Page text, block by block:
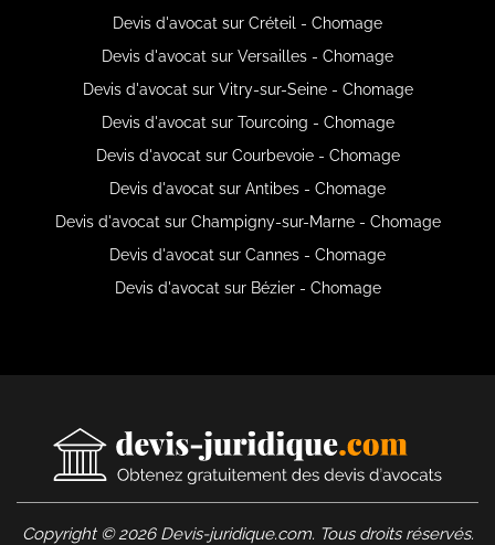
Devis d'avocat sur Créteil - Chomage
Devis d'avocat sur Versailles - Chomage
Devis d'avocat sur Vitry-sur-Seine - Chomage
Devis d'avocat sur Tourcoing - Chomage
Devis d'avocat sur Courbevoie - Chomage
Devis d'avocat sur Antibes - Chomage
Devis d'avocat sur Champigny-sur-Marne - Chomage
Devis d'avocat sur Cannes - Chomage
Devis d'avocat sur Bézier - Chomage
Copyright © 2026 Devis-juridique.com. Tous droits réservés.